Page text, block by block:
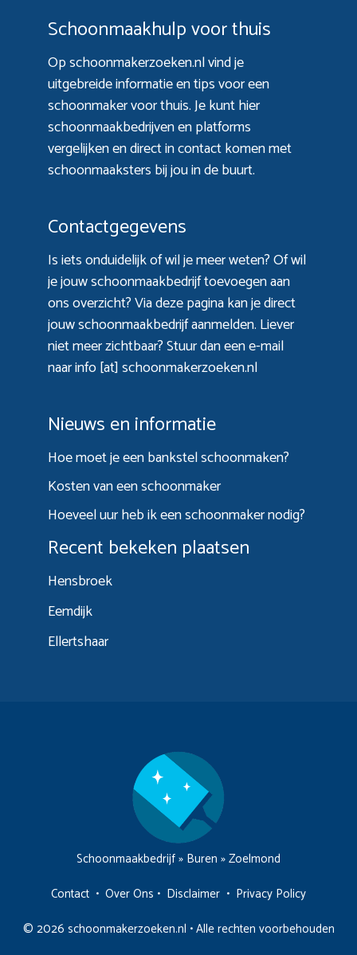
Schoonmaakhulp voor thuis
Op schoonmakerzoeken.nl vind je
uitgebreide informatie en tips voor een
schoonmaker voor thuis. Je kunt hier
schoonmaakbedrijven en platforms
vergelijken en direct in contact komen met
schoonmaaksters bij jou in de buurt.
Contactgegevens
Is iets onduidelijk of wil je meer weten? Of wil
je jouw schoonmaakbedrijf toevoegen aan
ons overzicht? Viadeze paginakan je direct
jouw schoonmaakbedrijf aanmelden. Liever
niet meer zichtbaar? Stuur dan een e-mail
naar info [at] schoonmakerzoeken.nl
Nieuws en informatie
Hoe moet je een bankstel schoonmaken?
Kosten van een schoonmaker
Hoeveel uur heb ik een schoonmaker nodig?
Recent bekeken plaatsen
Hensbroek
Eemdijk
Ellertshaar
Schoonmaakbedrijf» Buren »Zoelmond
Contact • Over Ons • Disclaimer • Privacy Policy
© 2026 schoonmakerzoeken.nl • Alle rechten voorbehouden